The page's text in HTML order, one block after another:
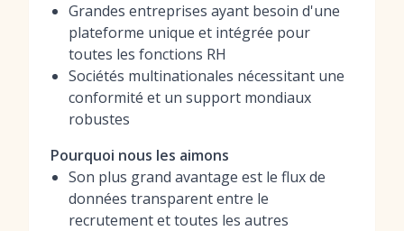
Grandes entreprises ayant besoin d'une
plateforme unique et intégrée pour
toutes les fonctions RH
Sociétés multinationales nécessitant une
conformité et un support mondiaux
robustes
Pourquoi nous les aimons
Son plus grand avantage est le flux de
données transparent entre le
recrutement et toutes les autres